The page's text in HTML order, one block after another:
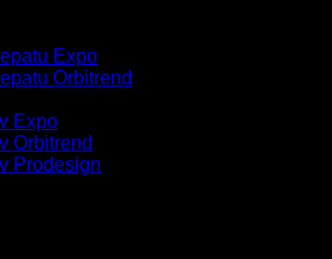
Expo
Orbitrend
Expo
Orbitrend
Prodesign